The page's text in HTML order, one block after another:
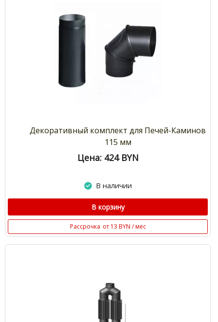
Декоративный комплект для Печей-Каминов
115 мм
Цена: 424 BYN
В наличии
В корзину
Рассрочка от 13 BYN / мес